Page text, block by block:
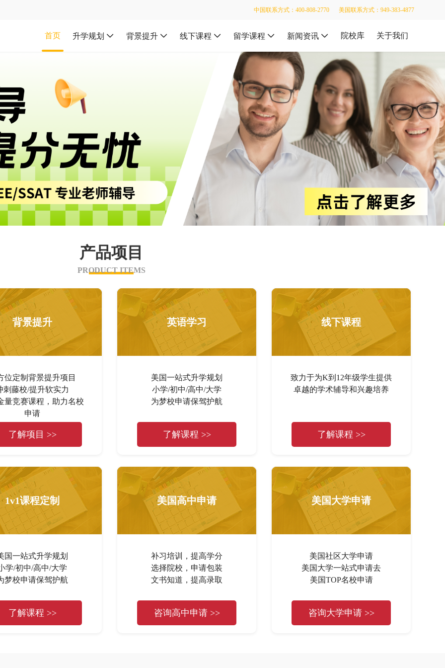
中国联系方式：400-808-2770 美国联系方式：949-383-4877
首页 升学规划 背景提升 线下课程 留学课程 新闻资讯 院校库 关于我们
产品项目
PRODUCT ITEMS
背景提升
位定制背景提升项目
刺藤校/提升软实力
量竞赛课程，助力名校
申请
了解项目 >>
英语学习
美国一站式升学规划
小学/初中/高中/大学
为梦校申请保驾护航
了解课程 >>
线下课程
致力于为K到12年级学生提供
卓越的学术辅导和兴趣培养
了解课程 >>
1v1课程定制
国一站式升学规划
学/初中/高中/大学
梦校申请保驾护航
了解课程 >>
美国高中申请
补习培训，提高学分
选择院校，申请包装
文书知道，提高录取
咨询高中申请 >>
美国大学申请
美国社区大学申请
美国大学一站式申请去
美国TOP名校申请
咨询大学申请 >>